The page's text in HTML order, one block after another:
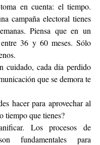
en cuenta: el tiempo.
campaña electoral tienes
Piensa que en un
36 y 60 meses. Sólo
cuidado, cada día perdido
que se demora te
hacer para aprovechar al
tiempo que tienes?
Los procesos de
fundamentales para